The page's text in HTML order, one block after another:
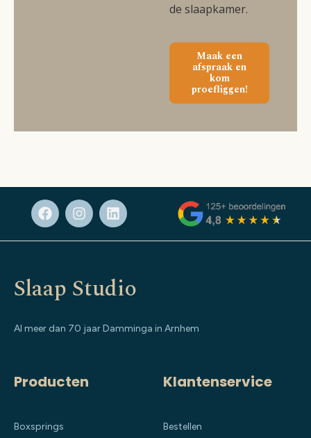
de slaapkamer.
Maak een
afspraak en
kom
proefliggen!
Slaap Studio
Al meer dan 70 jaar Damminga in Arnhem
Producten
Boxsprings
Klantenservice
Bestellen